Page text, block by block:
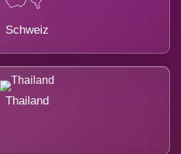
Schweiz
Thailand